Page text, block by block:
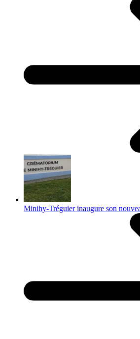
Minihy-Tréguier inaugure son